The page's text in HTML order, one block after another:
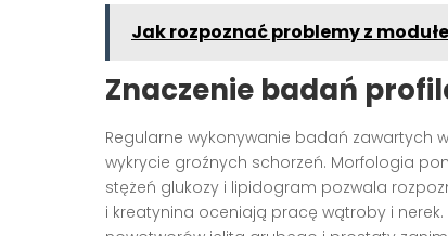
Jak rozpoznać problemy z
Znaczenie badań
Regularne wykonywanie badań zawartych w
wykrycie groźnych schorzeń. Morfologia
stężeń glukozy i lipidogram pozwala
i kreatynina oceniają pracę wątroby i nerek.